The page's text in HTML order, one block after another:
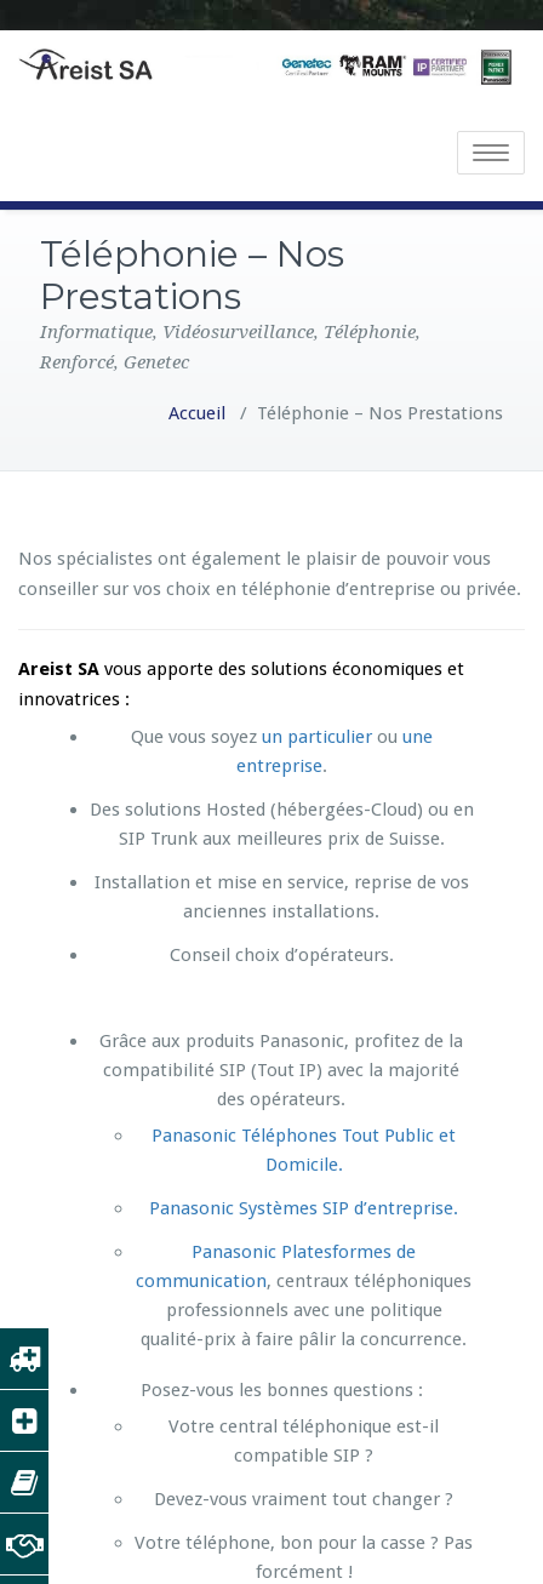
Toggle
Téléphonie – Nos
Prestations
Informatique, Vidéosurveillance, Téléphonie,
Renforcé, Genetec
Accueil / Téléphonie – Nos Prestations
Nos spécialistes ont également le plaisir de pouvoir vous
conseiller sur vos choix en téléphonie d’entreprise ou privée.
Areist SA vous apporte des solutions économiques et
innovatrices :
Que vous soyez un particulierou une
entreprise.
Des solutions Hosted (hébergées-Cloud) ou en
SIP Trunk aux meilleures prix de Suisse.
Installation et mise en service, reprise de vos
anciennes installations.
Conseil choix d’opérateurs.
Grâce aux produits Panasonic, profitez de la
compatibilité SIP (Tout IP) avec la majorité
des opérateurs.
Panasonic Téléphones Tout Public et
Domicile.
Panasonic Systèmes SIP d’entreprise.
Panasonic Platesformes de
communication, centraux téléphoniques
professionnels avec une politique
qualité-prix à faire pâlir la concurrence.
Posez-vous les bonnes questions :
Votre central téléphonique est-il
compatible SIP ?
Devez-vous vraiment tout changer ?
Votre téléphone, bon pour la casse ? Pas
forcément !